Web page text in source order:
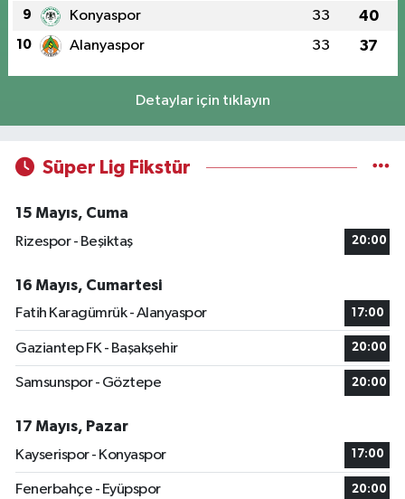
9 Konyaspor 33 40
10 Alanyaspor 33 37
Detaylar için tıklayın
Süper Lig Fikstür
15 Mayıs, Cuma
Rizespor - Beşiktaş
20:00
16 Mayıs, Cumartesi
Fatih Karagümrük - Alanyaspor
17:00
Gaziantep FK - Başakşehir 20:00
Samsunspor - Göztepe 20:00
17 Mayıs, Pazar
Kayserispor - Konyaspor
17:00
Fenerbahçe - Eyüpspor 20:00